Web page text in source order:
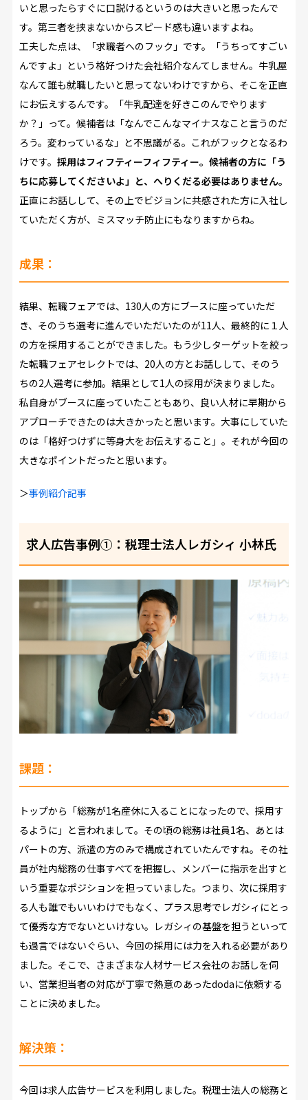
いと思ったらすぐに口説けるというのは大きいと思ったんで
す。第三者を挟まないからスピード感も違いますよね。
工夫した点は、「求職者へのフック」です。「うちってすごい
んですよ」という格好つけた会社紹介なんてしません。牛乳屋
なんて誰も就職したいと思ってないわけですから、そこを正直
にお伝えするんです。「牛乳配達を好きこのんでやります
か？」って。候補者は「なんでこんなマイナスなこと言うのだ
ろう。変わっているな」と不思議がる。これがフックとなるわ
けです。 採用はフィフティーフィフティー。候補者の方に「う
ちに応募してくださいよ」と、へりくだる必要はありません。
正直にお話しして、その上でビジョンに共感された方に入社し
ていただく方が、ミスマッチ防止にもなりますからね。
成果：
結果、転職フェアでは、130人の方にブースに座っていただ
き、そのうち選考に進んでいただいたのが11人、最終的に１人
の方を採用することができました。もう少しターゲットを絞っ
た転職フェアセレクトでは、20人の方とお話しして、そのう
ちの2人選考に参加。結果として1人の採用が決まりました。
私自身がブースに座っていたこともあり、良い人材に早期から
アプローチできたのは大きかったと思います。大事にしていた
のは「格好つけずに等身大をお伝えすること」。それが今回の
大きなポイントだったと思います。
＞事例紹介記事
求人広告事例①：税理士法人レガシィ 小林氏
課題：
トップから「総務が1名産休に入ることになったので、採用す
るように」と言われまして。その頃の総務は社員1名、あとは
パートの方、派遣の方のみで構成されていたんですね。その社
員が社内総務の仕事すべてを把握し、メンバーに指示を出すと
いう重要なポジションを担っていました。つまり、次に採用す
る人も誰でもいいわけでもなく、プラス思考でレガシィにとっ
て優秀な方でないといけない。レガシィの基盤を担うといって
も過言ではないぐらい、今回の採用には力を入れる必要があり
ました。そこで、さまざまな人材サービス会社のお話しを伺
い、営業担当者の対応が丁寧で熱意のあったdodaに依頼する
ことに決めました。
解決策：
今回は求人広告サービスを利用しました。税理士法人の総務と